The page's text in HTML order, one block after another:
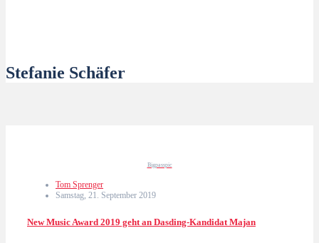
Stefanie Schäfer
Bigpasspic
Tom Sprenger
Samstag, 21. September 2019
New Music Award 2019 geht an Dasding-Kandidat Majan